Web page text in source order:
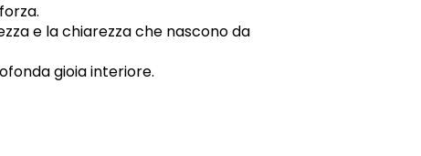
e la chiarezza che nascono da
gioia interiore.